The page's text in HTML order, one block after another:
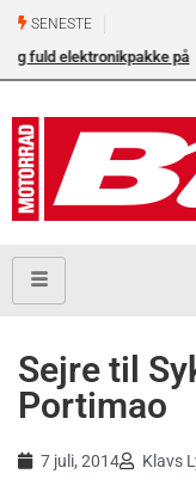
SENESTE
Sejre til
Portimao
7 juli, 2014 Klavs